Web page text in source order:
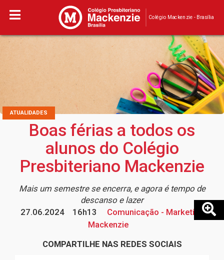
Colégio Mackenzie - Brasília
ATUALIDADES
Boas férias a todos os
alunos do Colégio
Presbiteriano Mackenzie
Mais um semestre se encerra, e agora é tempo de
descanso e lazer
27.06.2024
16h13
Comunicação - Marketing
Mackenzie
COMPARTILHE NAS REDES SOCIAIS